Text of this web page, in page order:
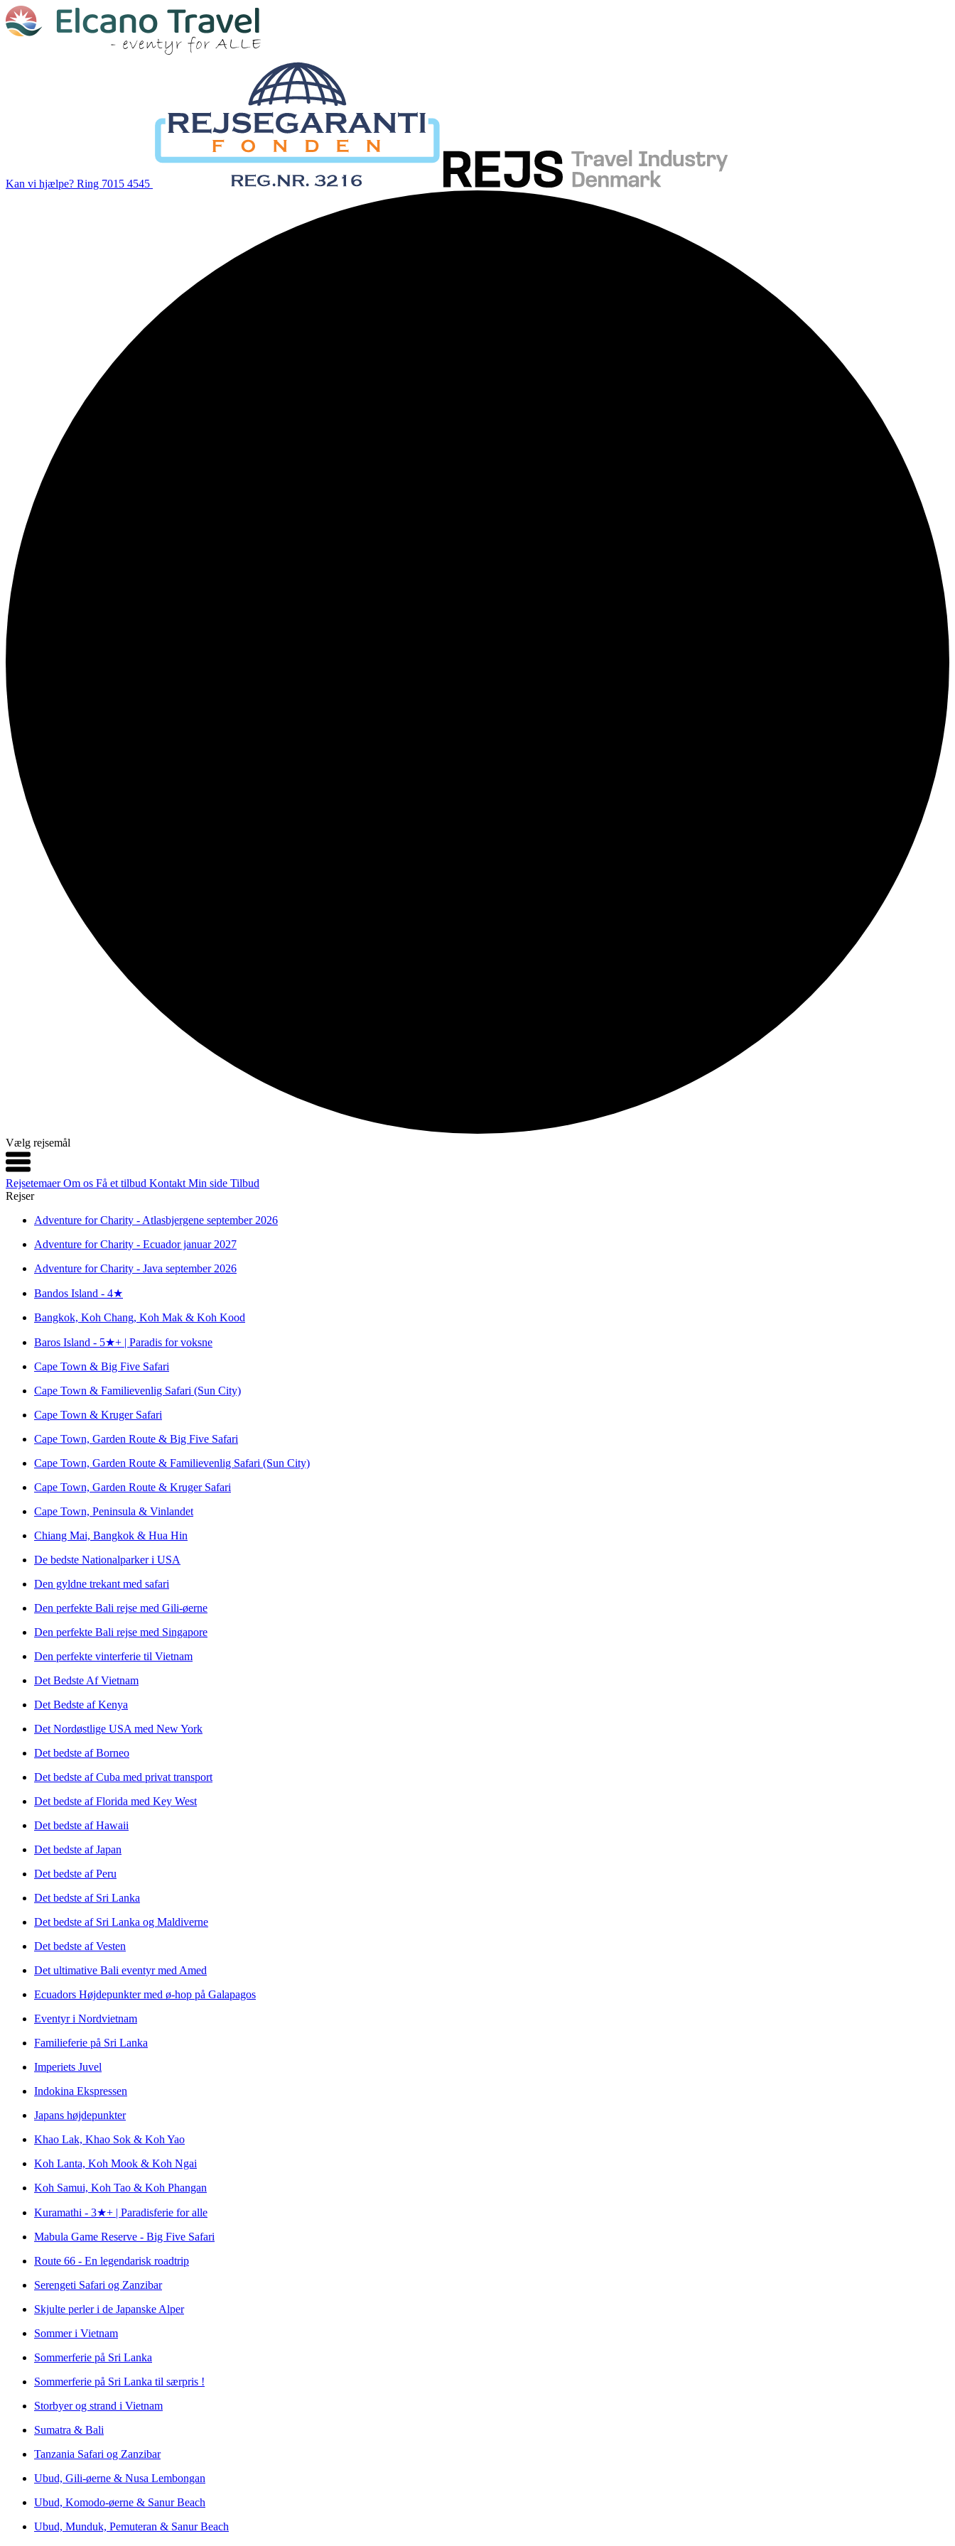
Kan vi hjælpe? Ring 7015 4545
Vælg rejsemål
RejsetemaerOm os Få et tilbud Kontakt Min side Tilbud
Rejser
Adventure for Charity - Atlasbjergene september 2026
Adventure for Charity - Ecuador januar 2027
Adventure for Charity - Java september 2026
Bandos Island - 4★
Bangkok, Koh Chang, Koh Mak & Koh Kood
Baros Island - 5★+ | Paradis for voksne
Cape Town & Big Five Safari
Cape Town & Familievenlig Safari (Sun City)
Cape Town & Kruger Safari
Cape Town, Garden Route & Big Five Safari
Cape Town, Garden Route & Familievenlig Safari (Sun City)
Cape Town, Garden Route & Kruger Safari
Cape Town, Peninsula & Vinlandet
Chiang Mai, Bangkok & Hua Hin
De bedste Nationalparker i USA
Den gyldne trekant med safari
Den perfekte Bali rejse med Gili-øerne
Den perfekte Bali rejse med Singapore
Den perfekte vinterferie til Vietnam
Det Bedste Af Vietnam
Det Bedste af Kenya
Det Nordøstlige USA med New York
Det bedste af Borneo
Det bedste af Cuba med privat transport
Det bedste af Florida med Key West
Det bedste af Hawaii
Det bedste af Japan
Det bedste af Peru
Det bedste af Sri Lanka
Det bedste af Sri Lanka og Maldiverne
Det bedste af Vesten
Det ultimative Bali eventyr med Amed
Ecuadors Højdepunkter med ø-hop på Galapagos
Eventyr i Nordvietnam
Familieferie på Sri Lanka
Imperiets Juvel
Indokina Ekspressen
Japans højdepunkter
Khao Lak, Khao Sok & Koh Yao
Koh Lanta, Koh Mook & Koh Ngai
Koh Samui, Koh Tao & Koh Phangan
Kuramathi - 3★+ | Paradisferie for alle
Mabula Game Reserve - Big Five Safari
Route 66 - En legendarisk roadtrip
Serengeti Safari og Zanzibar
Skjulte perler i de Japanske Alper
Sommer i Vietnam
Sommerferie på Sri Lanka
Sommerferie på Sri Lanka til særpris !
Storbyer og strand i Vietnam
Sumatra & Bali
Tanzania Safari og Zanzibar
Ubud, Gili-øerne & Nusa Lembongan
Ubud, Komodo-øerne & Sanur Beach
Ubud, Munduk, Pemuteran & Sanur Beach